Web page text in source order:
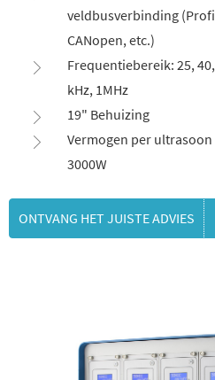
veldbusverbinding
CANopen, etc.)
Frequentiebereik: 25,
kHz, 1MHz
19" Behuizing
Vermogen per
3000W
ONTVANG HET JUISTE ADVIES